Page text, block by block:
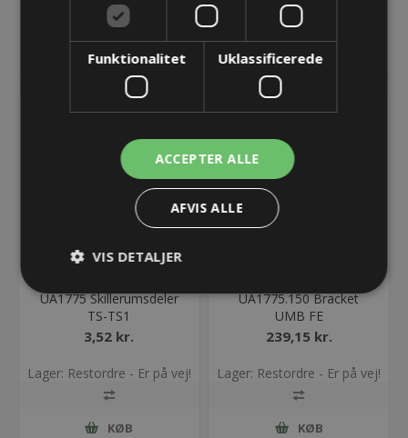
RELATEREDE PRODUKTER
UA1775 Skillerumsdeler
TS-TS1
3,52 kr.
Lager: Restordre - Er på vej!
KØB
UA1775.150 Bracket
UMB FE
239,15 kr.
Lager: Restordre - Er på vej!
KØB
Funktionalitet Uklassificerede
ACCEPTER ALLE
AFVIS ALLE
VIS DETALJER